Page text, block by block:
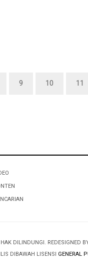
9 10 11
DILINDUNGI. REDESIGNED
DIBAWAH LISENSI GENERAL